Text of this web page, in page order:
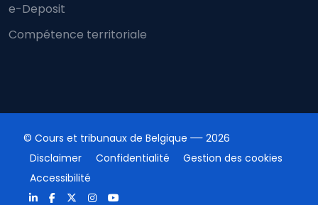
e-Deposit
Compétence territoriale
© Cours et tribunaux de Belgique
2026
Disclaimer
Confidentialité
Gestion des cookies
Accessibilité